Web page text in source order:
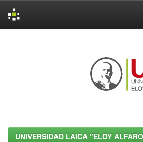
UNIVERSIDAD LAICA "ELOY